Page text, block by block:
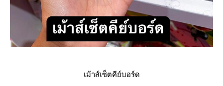
เม้าส์เซ็ตคีย์บอร์ด